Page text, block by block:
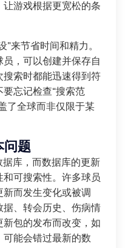
游戏根据更宽松的条
来节省时间和精力。
，可以创建并保存自
索时都能迅速得到符
忘记检查“搜索范
了全球而非仅限于某
问题
库，而数据库的更新
可搜索性。许多球员
而发生变化或被调
、转会历史、伤病情
包的发布而改变，如
能会错过最新的数